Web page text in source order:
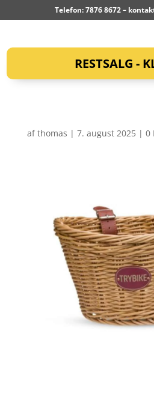
Telefon: 7876 8672 –
RESTSALG -
afthomas | 7. august 2025| 0